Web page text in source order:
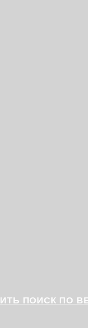
ПОИСК ПО